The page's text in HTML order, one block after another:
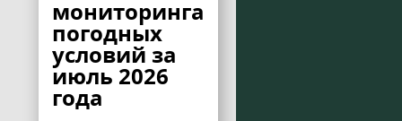
мониторинга
погодных
условий за
июль 2026
года